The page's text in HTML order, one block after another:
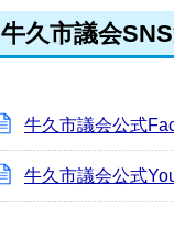
牛久市議会
牛久市議会公式
牛久市議会公式